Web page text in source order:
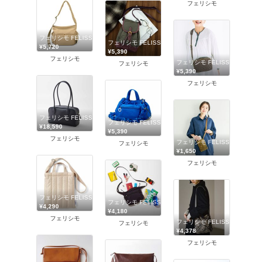
フェリシモ
フェリシモ FELISSIMO
¥5,720
フェリシモ
フェリシモ FELISSIMO
¥5,390
フェリシモ
フェリシモ FELISSIMO
¥5,390
フェリシモ
フェリシモ FELISSIMO
¥18,590
フェリシモ
フェリシモ FELISSIMO
¥5,390
フェリシモ
フェリシモ FELISSIMO
¥1,650
フェリシモ
フェリシモ FELISSIMO
¥4,290
フェリシモ
フェリシモ FELISSIMO
¥4,180
フェリシモ
フェリシモ FELISSIMO
¥4,378
フェリシモ